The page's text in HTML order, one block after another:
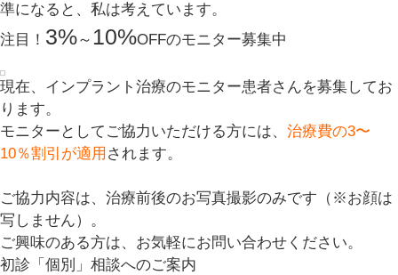
準になると、私は考えています。
注目！ 3%～ 10%OFFのモニター募集中
現在、インプラント治療のモニター患者さんを募集してお
ります。
モニターとしてご協力いただける方には、 治療費の3〜
10％割引が適用 されます。
ご協力内容は、治療前後のお写真撮影のみです（※お顔は
写しません）。
ご興味のある方は、お気軽にお問い合わせください。
初診「個別」相談へのご案内